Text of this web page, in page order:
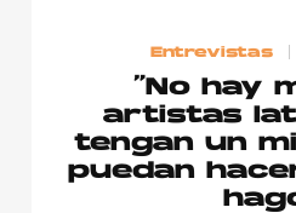
Entrevistas
“No hay
artistas
tengan un
puedan